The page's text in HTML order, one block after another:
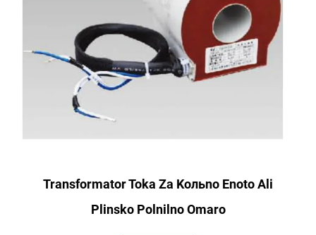
Transformator Toka Za Kольno Enoto Ali
Plinsko Polnilno Omaro